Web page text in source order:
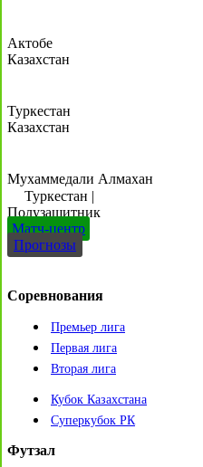
Актобе
Казахстан
Туркестан
Казахстан
Мухаммедали Алмахан
Туркестан |
Полузащитник
Матч-центр
Прогнозы
Соревнования
Премьер лига
Первая лига
Вторая лига
Кубок Казахстана
Суперкубок РК
Футзал